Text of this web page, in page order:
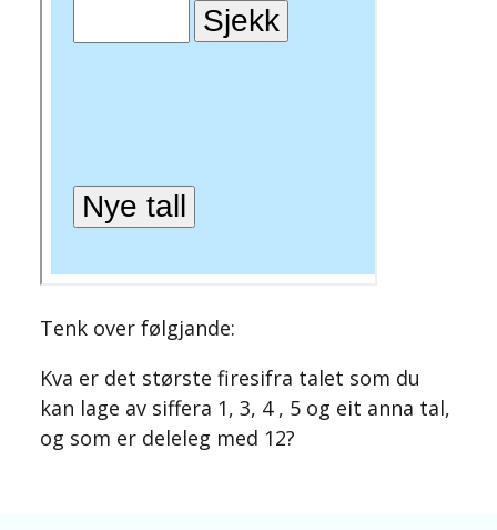
Tenk over følgjande:
Kva er det største firesifra talet som du
kan lage av siffera 1, 3, 4 , 5 og eit anna tal,
og som er deleleg med 12?